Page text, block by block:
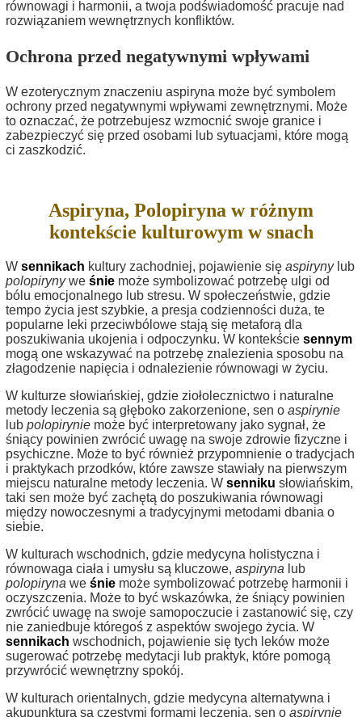
równowagi i harmonii, a twoja podświadomość pracuje nad
rozwiązaniem wewnętrznych konfliktów.
Ochrona przed negatywnymi wpływami
W ezoterycznym znaczeniu aspiryna może być symbolem
ochrony przed negatywnymi wpływami zewnętrznymi. Może
to oznaczać, że potrzebujesz wzmocnić swoje granice i
zabezpieczyć się przed osobami lub sytuacjami, które mogą
ci zaszkodzić.
Aspiryna, Polopiryna w różnym
kontekście kulturowym w snach
W sennikach kultury zachodniej, pojawienie się aspirynylub
polopirynywe śnie może symbolizować potrzebę ulgi od
bólu emocjonalnego lub stresu. W społeczeństwie, gdzie
tempo życia jest szybkie, a presja codzienności duża, te
popularne leki przeciwbólowe stają się metaforą dla
poszukiwania ukojenia i odpoczynku. W kontekście sennym
mogą one wskazywać na potrzebę znalezienia sposobu na
złagodzenie napięcia i odnalezienie równowagi w życiu.
W kulturze słowiańskiej, gdzie ziołolecznictwo i naturalne
metody leczenia są głęboko zakorzenione, sen o aspirynie
lub polopirynie może być interpretowany jako sygnał, że
śniący powinien zwrócić uwagę na swoje zdrowie fizyczne i
psychiczne. Może to być również przypomnienie o tradycjach
i praktykach przodków, które zawsze stawiały na pierwszym
miejscu naturalne metody leczenia. W senniku słowiańskim,
taki sen może być zachętą do poszukiwania równowagi
między nowoczesnymi a tradycyjnymi metodami dbania o
siebie.
W kulturach wschodnich, gdzie medycyna holistyczna i
równowaga ciała i umysłu są kluczowe, aspiryna lub
polopiryna we śnie może symbolizować potrzebę harmonii i
oczyszczenia. Może to być wskazówka, że śniący powinien
zwrócić uwagę na swoje samopoczucie i zastanowić się, czy
nie zaniedbuje któregoś z aspektów swojego życia. W
sennikach wschodnich, pojawienie się tych leków może
sugerować potrzebę medytacji lub praktyk, które pomogą
przywrócić wewnętrzny spokój.
W kulturach orientalnych, gdzie medycyna alternatywna i
akupunktura są częstymi formami leczenia, sen o aspirynie